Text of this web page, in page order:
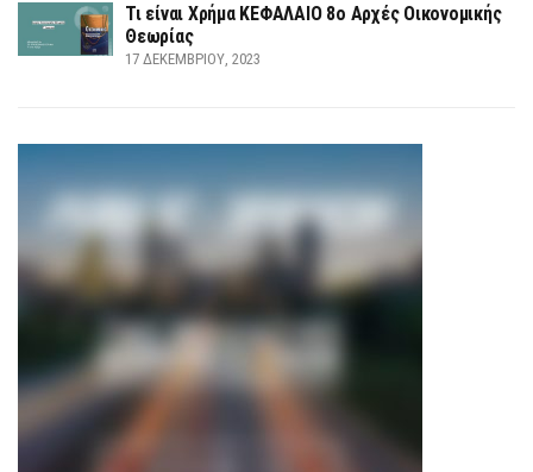
Τι είναι Χρήμα ΚΕΦΑΛΑΙΟ 8ο Αρχές Οικονομικής
Θεωρίας
17 ΔΕΚΕΜΒΡΊΟΥ, 2023